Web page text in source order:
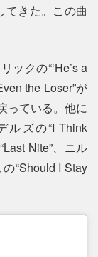
てきた。この曲
ックの“‘He’s a
the Loser”が
っている。他に
ルズの“I Think
Nite”、ニル
“Should I Stay